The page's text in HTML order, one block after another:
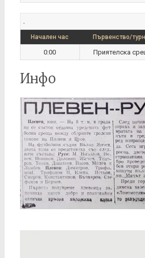
.
Начален час Първенство/
0:00 Приятелска
Инфо